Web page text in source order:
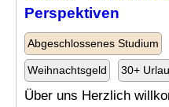
Perspektiven
Abgeschlossenes Studium
Weihnachtsgeld 30+
Über uns Herzlich